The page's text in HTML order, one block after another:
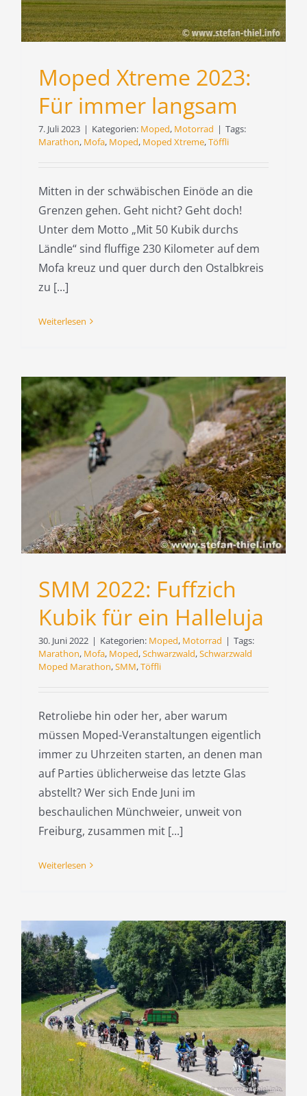
Moped Xtreme 2023:
Für immer langsam
7. Juli 2023 | Kategorien: Moped, Motorrad | Tags:
Marathon, Mofa, Moped, Moped Xtreme,Töffli
Mitten in der schwäbischen Einöde an die
Grenzen gehen. Geht nicht? Geht doch!
Unter dem Motto „Mit 50 Kubik durchs
Ländle“ sind fluffige 230 Kilometer auf dem
Mofa kreuz und quer durch den Ostalbkreis
zu [...]
Weiterlesen
SMM 2022: Fuffzich
Kubik für ein Halleluja
30. Juni 2022 | Kategorien: Moped, Motorrad | Tags:
Marathon, Mofa, Moped,Schwarzwald,Schwarzwald
Moped Marathon,SMM,Töffli
Retroliebe hin oder her, aber warum
müssen Moped-Veranstaltungen eigentlich
immer zu Uhrzeiten starten, an denen man
auf Parties üblicherweise das letzte Glas
abstellt? Wer sich Ende Juni im
beschaulichen Münchweier, unweit von
Freiburg, zusammen mit [...]
Weiterlesen